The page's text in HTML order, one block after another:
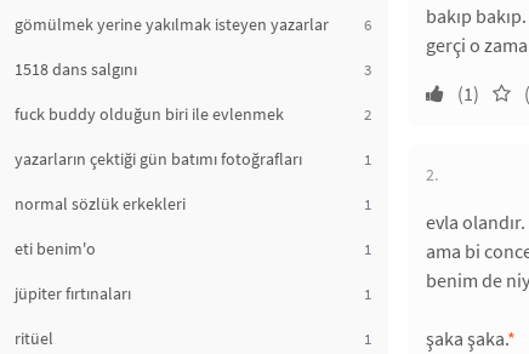
gömülmek yerine yakılmak isteyen yazarlar 6
1518 dans salgını 3
fuck buddy olduğun biri ile evlenmek 2
yazarların çektiği gün batımı fotoğrafları 1
normal sözlük erkekleri 1
eti benim'o 1
jüpiter fırtınaları 1
ritüel 1
bakıp
gerçi o
(1)
2.
evla olandır.
ama bi
benim de
şaka şaka.*